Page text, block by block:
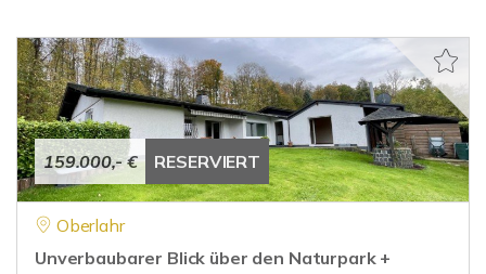
159.000,- € RESERVIERT
Oberlahr
Unverbaubarer Blick über den Naturpark +